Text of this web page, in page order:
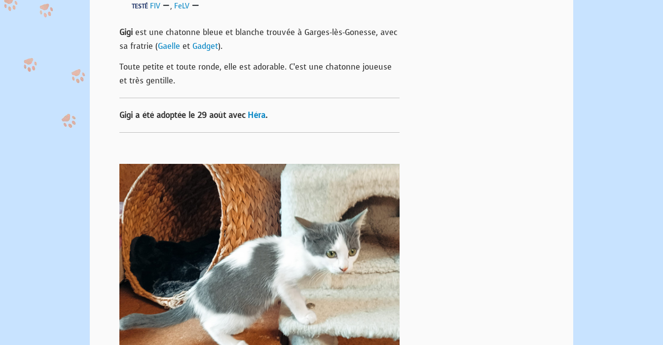
TESTÉ FIV , FeLV
Gigi est une chatonne bleue et blanche trouvée à Garges-lès-Gonesse, avec
sa fratrie (Gaelle et Gadget).
Toute petite et toute ronde, elle est adorable. C’est une chatonne joueuse
et très gentille.
Gigi a été adoptée le 29 août avec Héra.